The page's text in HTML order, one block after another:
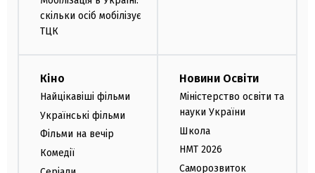
скільки осіб мобілізує
ТЦК
Кіно
Найцікавіші фільми
Українські фільми
Фільми на вечір
Комедії
Новини Освіти
Міністерство освіти та
науки України
Школа
НМТ 2026
Саморозвиток